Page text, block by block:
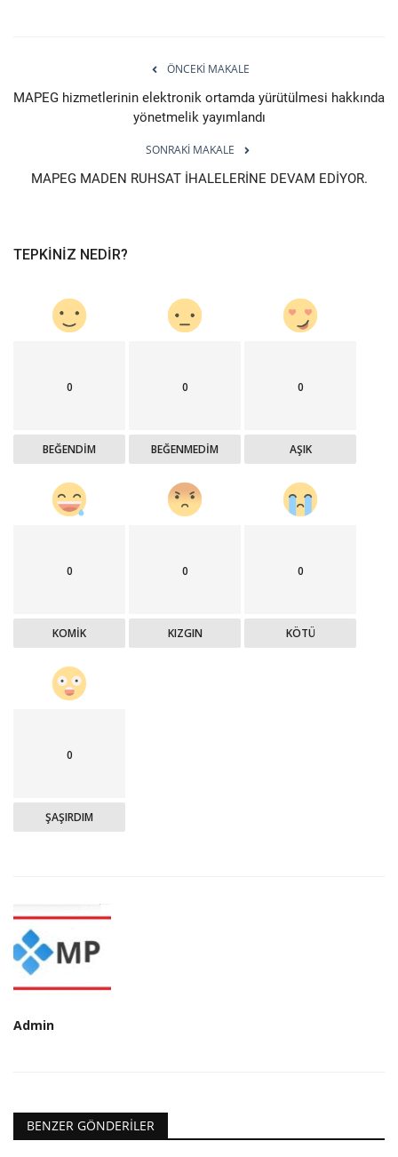
ÖNCEKI MAKALE
MAPEG hizmetlerinin elektronik ortamda yürütülmesi hakkında
yönetmelik yayımlandı
SONRAKI MAKALE
MAPEG MADEN RUHSAT İHALELERİNE DEVAM EDİYOR.
TEPKINIZ NEDIR?
0
BEĞENDIM
0
BEĞENMEDIM
0
AŞIK
0
KOMİK
0
KIZGIN
0
KÖTÜ
0
ŞAŞIRDIM
Admin
BENZER GÖNDERILER